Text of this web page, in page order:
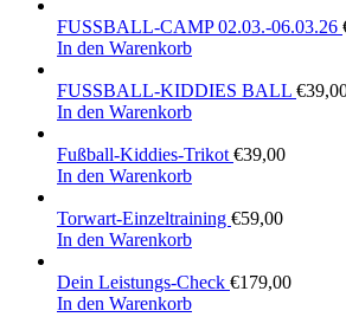
FUSSBALL-CAMP 02.03.-06.03.26
In den Warenkorb
FUSSBALL-KIDDIES BALL €
In den Warenkorb
Fußball-Kiddies-Trikot €39,00
In den Warenkorb
Torwart-Einzeltraining €59,00
In den Warenkorb
Dein Leistungs-Check €179,00
In den Warenkorb